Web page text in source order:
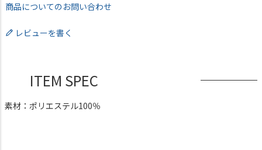
商品についてのお問い合わせ
レビューを書く
ITEM SPEC
素材：ポリエステル100％